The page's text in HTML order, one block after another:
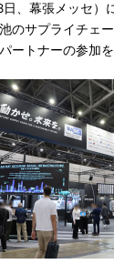
日、幕張メッセ
のサプライチェ
ートナーの参加を